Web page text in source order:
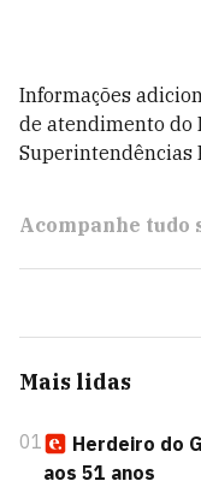
Informações
de atendimento do
Superintendências
Acompanhe tudo
Mais lidas
01
Herdeiro do
aos 51 anos